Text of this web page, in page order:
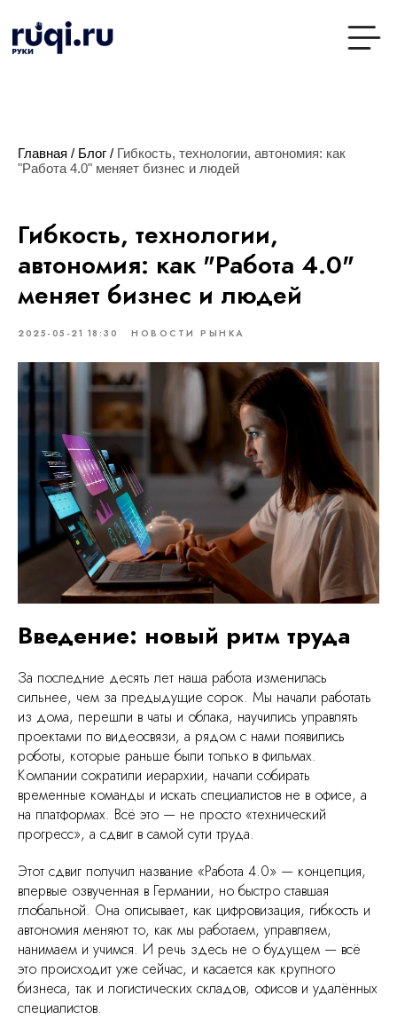
Главная / Блог / Гибкость, технологии, автономия: как
"Работа 4.0" меняет бизнес и людей
Гибкость, технологии,
автономия: как "Работа 4.0"
меняет бизнес и людей
2025-05-21 18:30 НОВОСТИ РЫНКА
Введение: новый ритм труда
За последние десять лет наша работа изменилась
сильнее, чем за предыдущие сорок. Мы начали работать
из дома, перешли в чаты и облака, научились управлять
проектами по видеосвязи, а рядом с нами появились
роботы, которые раньше были только в фильмах.
Компании сократили иерархии, начали собирать
временные команды и искать специалистов не в офисе, а
на платформах. Всё это — не просто «технический
прогресс», а сдвиг в самой сути труда.
Этот сдвиг получил название «Работа 4.0» — концепция,
впервые озвученная в Германии, но быстро ставшая
глобальной. Она описывает, как цифровизация, гибкость и
автономия меняют то, как мы работаем, управляем,
нанимаем и учимся. И речь здесь не о будущем — всё
это происходит уже сейчас, и касается как крупного
бизнеса, так и логистических складов, офисов и удалённых
специалистов.